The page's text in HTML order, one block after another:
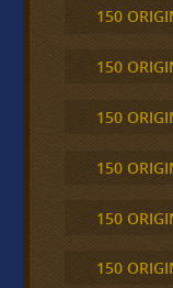
150
150
150
150
150
150